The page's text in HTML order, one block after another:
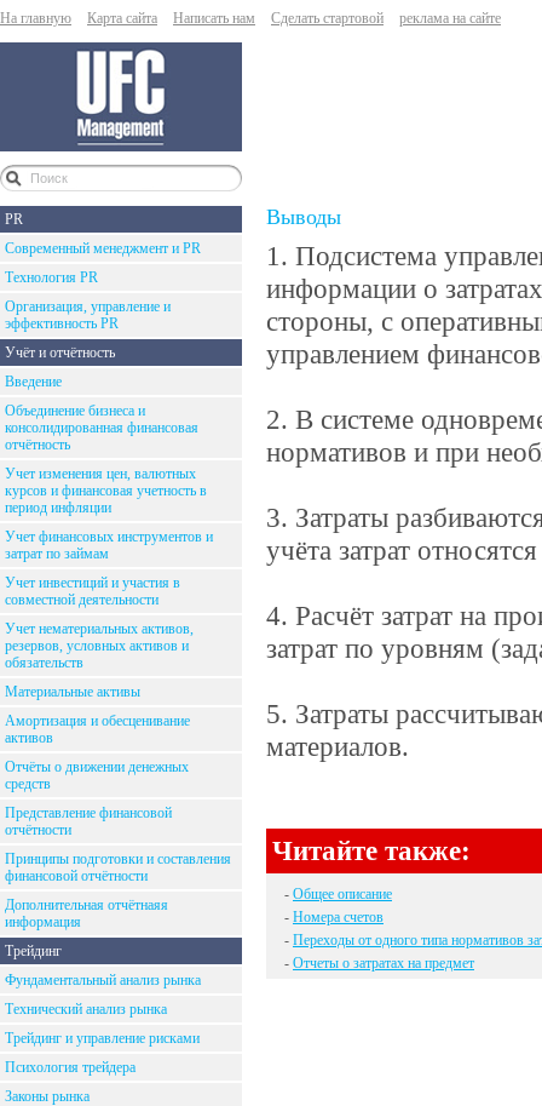
На главную Карта сайта Написать нам Сделать стартовой реклама на сайте
PR
Современный менеджмент и PR
Технология PR
Организация, управление и
эффективность PR
Учёт и отчётность
Введение
Объединение бизнеса и
консолидированная финансовая
отчётность
Учет изменения цен, валютных
курсов и финансовая учетность в
период инфляции
Учет финансовых инструментов и
затрат по займам
Учет инвестиций и участия в
совместной деятельности
Учет нематериальных активов,
резервов, условных активов и
обязательств
Материальные активы
Амортизация и обесценивание
активов
Отчёты о движении денежных
средств
Представление финансовой
отчётности
Принципы подготовки и составления
финансовой отчётности
Дополнительная отчётнаяя
информация
Трейдинг
Фундаментальный анализ рынка
Технический анализ рынка
Трейдинг и управление рисками
Психология трейдера
Законы рынка
Выводы
1. Подсистема
информации о
стороны, с
управлением
2. В системе
нормативов и при
3. Затраты
учёта затрат
4. Расчёт затрат на
затрат по уровням
5. Затраты
материалов.
Читайте также:
- Общее описание
- Номера счетов
- Переходы от одного типа нормативов
- Отчеты о затратах на предмет